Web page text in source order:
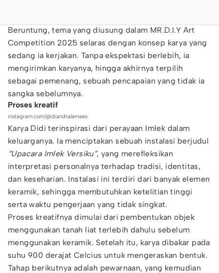
Beruntung, tema yang diusung dalam MR.D.I.Y Art
Competition 2025 selaras dengan konsep karya yang
sedang ia kerjakan. Tanpa ekspektasi berlebih, ia
mengirimkan karyanya, hingga akhirnya terpilih
sebagai pemenang, sebuah pencapaian yang tidak ia
sangka sebelumnya.
Proses kreatif
instagram.com/@diandralamees
Karya Didi terinspirasi dari perayaan Imlek dalam
keluarganya. Ia menciptakan sebuah instalasi berjudul
“Upacara Imlek Versiku”, yang merefleksikan
interpretasi personalnya terhadap tradisi, identitas,
dan keseharian. Instalasi ini terdiri dari banyak elemen
keramik, sehingga membutuhkan ketelitian tinggi
serta waktu pengerjaan yang tidak singkat.
Proses kreatifnya dimulai dari pembentukan objek
menggunakan tanah liat terlebih dahulu sebelum
menggunakan keramik. Setelah itu, karya dibakar pada
suhu 900 derajat Celcius untuk mengeraskan bentuk.
Tahap berikutnya adalah pewarnaan, yang kemudian